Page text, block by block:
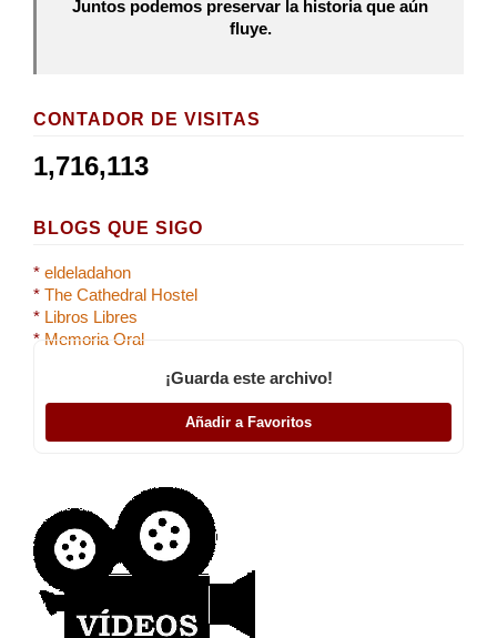
Juntos podemos preservar la historia que aún
fluye.
CONTADOR DE VISITAS
1,716,113
BLOGS QUE SIGO
* eldeladahon
* The Cathedral Hostel
* Libros Libres
* Memoria Oral
¡Guarda este archivo!
Añadir a Favoritos